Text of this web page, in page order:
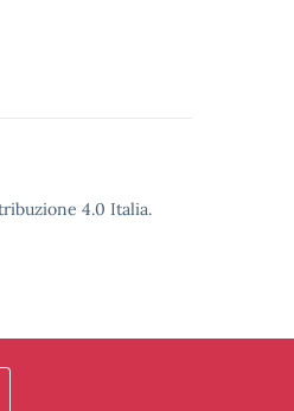
4.0 Italia.